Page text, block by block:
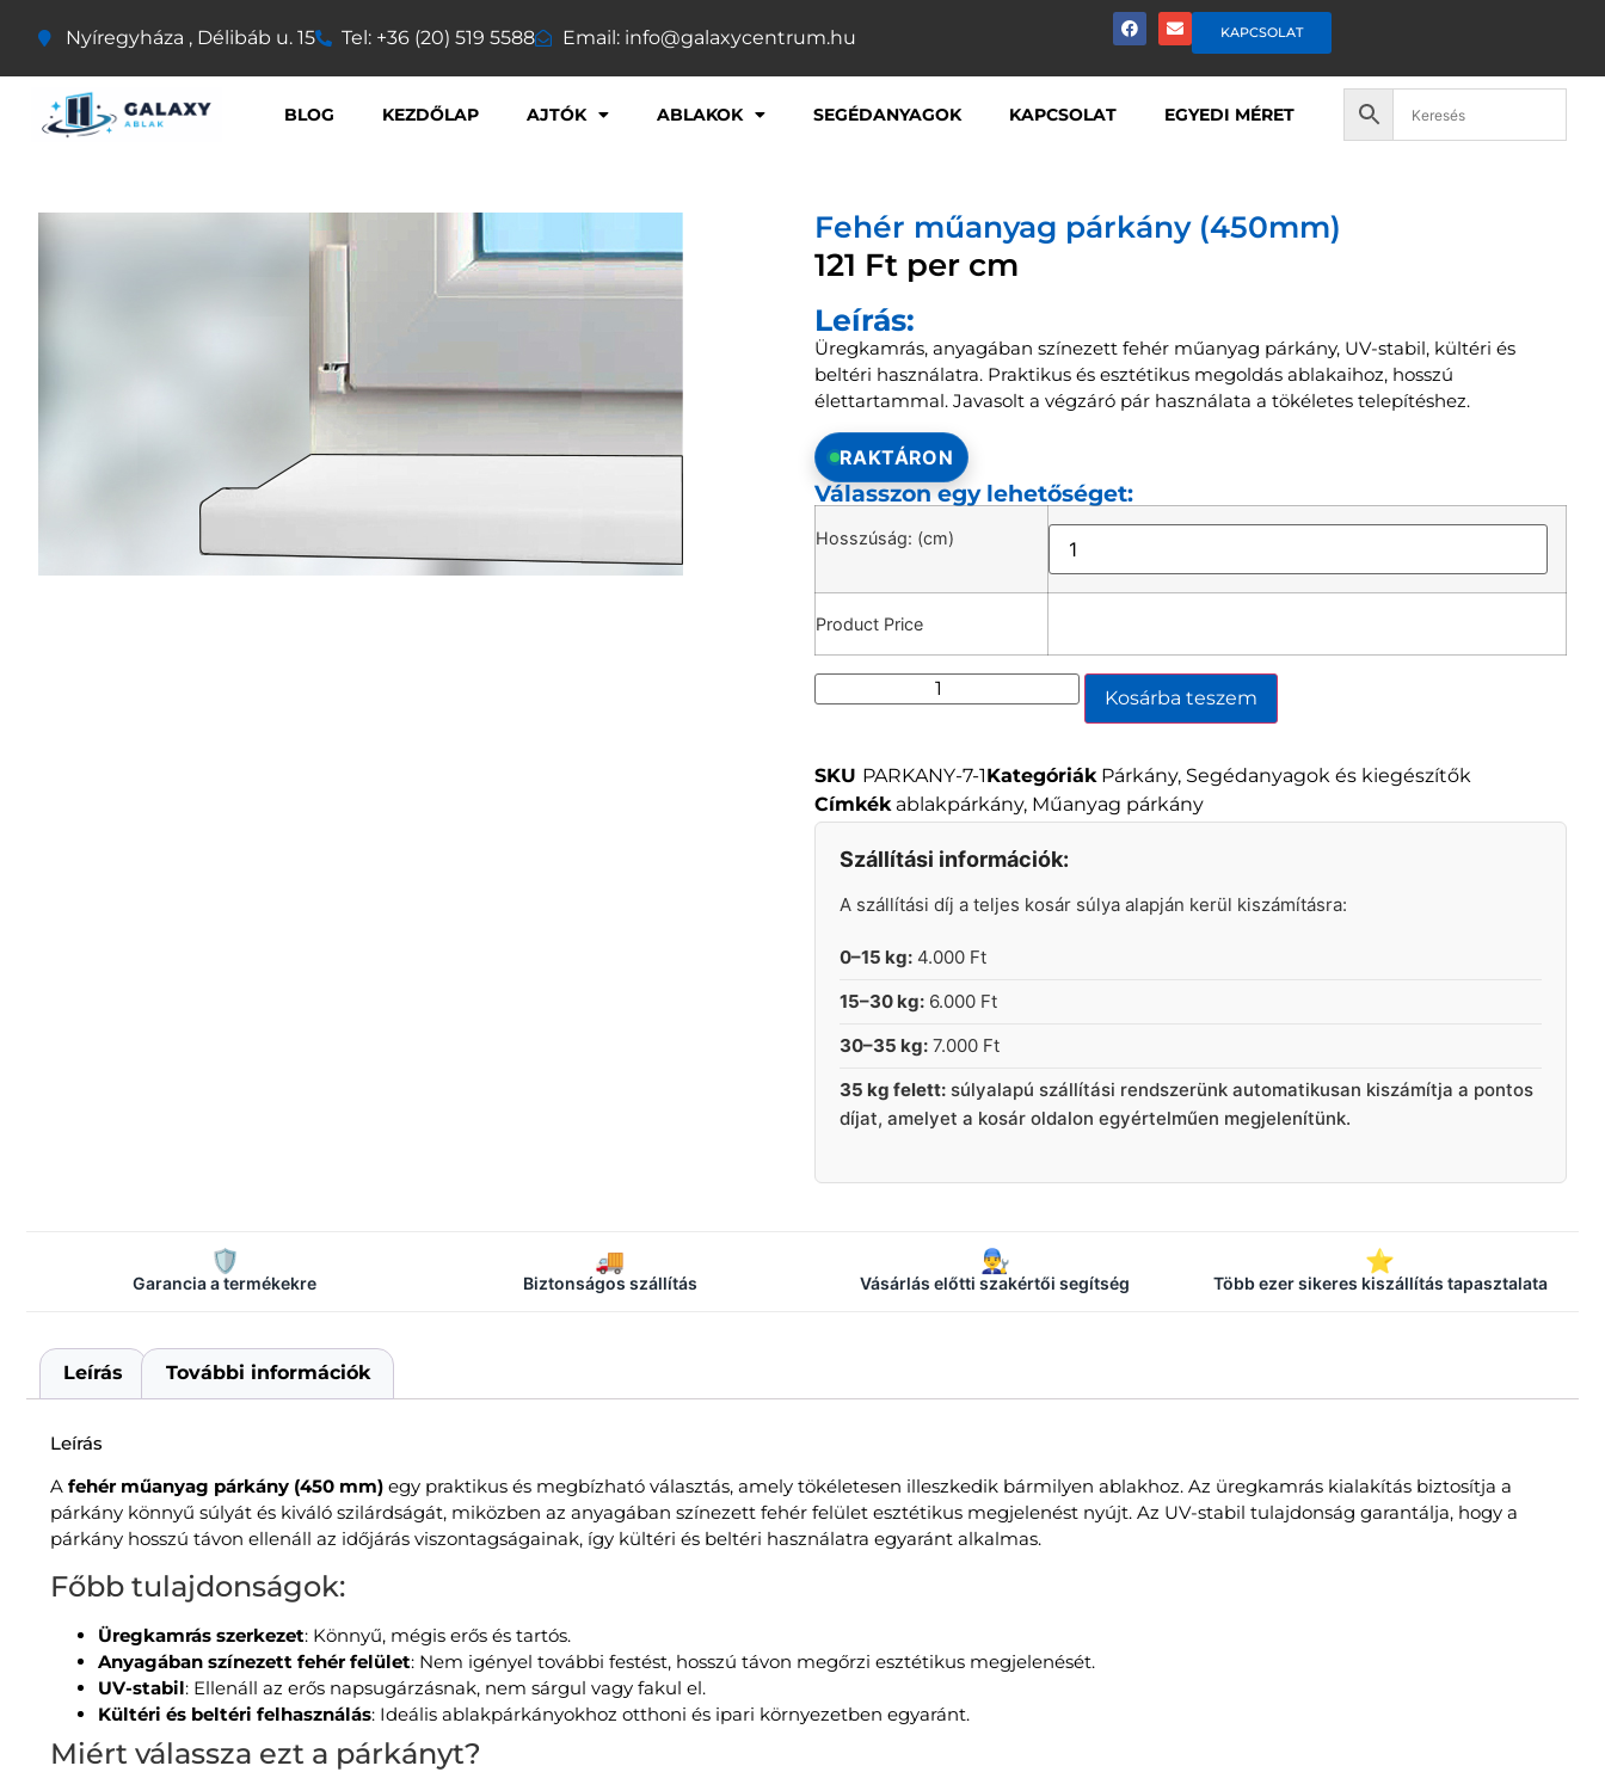
Nyíregyháza , Délibáb u. 15 Tel: +36 (20) 519 5588 Email: info@galaxycentrum.hu KAPCSOLAT
BLOG KEZDŐLAP AJTÓK ABLAKOK SEGÉDANYAGOK KAPCSOLAT EGYEDI MÉRET
Fehér műanyag párkány (450mm)
121 Ft per cm
Leírás:
Üregkamrás, anyagában színezett fehér műanyag párkány, UV-stabil, kültéri és
beltéri használatra. Praktikus és esztétikus megoldás ablakaihoz, hosszú
élettartammal. Javasolt a végzáró pár használata a tökéletes telepítéshez.
RAKTÁRON
Válasszon egy lehetőséget:
Hosszúság: (cm)
Product Price
Kosárba teszem
SKU PARKANY-7-1Kategóriák Párkány, Segédanyagok és kiegészítők
Címkék ablakpárkány, Műanyag párkány
Szállítási információk:
A szállítási díj a teljes kosár súlya alapján kerül kiszámításra:
0–15 kg: 4.000 Ft
15–30 kg: 6.000 Ft
30–35 kg: 7.000 Ft
35 kg felett: súlyalapú szállítási rendszerünk automatikusan kiszámítja a pontos
díjat, amelyet a kosár oldalon egyértelműen megjelenítünk.
🛡️
Garancia a termékekre
🚚
Biztonságos szállítás
👨‍🔧
Vásárlás előtti szakértői segítség
⭐
Több ezer sikeres kiszállítás tapasztalata
Leírás További információk
Leírás
A fehér műanyag párkány (450 mm) egy praktikus és megbízható választás, amely tökéletesen illeszkedik bármilyen ablakhoz. Az üregkamrás kialakítás biztosítja a
párkány könnyű súlyát és kiváló szilárdságát, miközben az anyagában színezett fehér felület esztétikus megjelenést nyújt. Az UV-stabil tulajdonság garantálja, hogy a
párkány hosszú távon ellenáll az időjárás viszontagságainak, így kültéri és beltéri használatra egyaránt alkalmas.
Főbb tulajdonságok:
Üregkamrás szerkezet: Könnyű, mégis erős és tartós.
Anyagában színezett fehér felület: Nem igényel további festést, hosszú távon megőrzi esztétikus megjelenését.
UV-stabil: Ellenáll az erős napsugárzásnak, nem sárgul vagy fakul el.
Kültéri és beltéri felhasználás: Ideális ablakpárkányokhoz otthoni és ipari környezetben egyaránt.
Miért válassza ezt a párkányt?